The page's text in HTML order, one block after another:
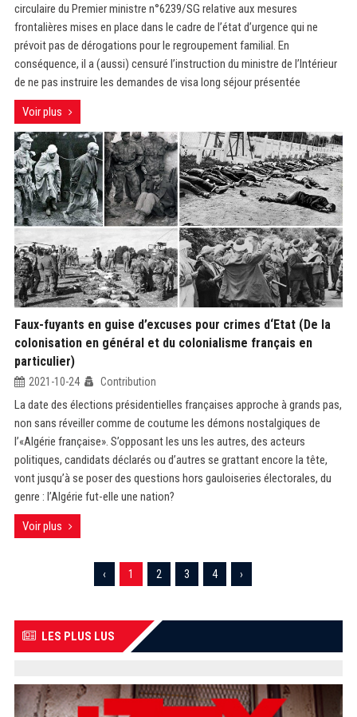
circulaire du Premier ministre n°6239/SG relative aux mesures
frontalières mises en place dans le cadre de l’état d’urgence qui ne
prévoit pas de dérogations pour le regroupement familial. En
conséquence, il a (aussi) censuré l’instruction du ministre de l’Intérieur
de ne pas instruire les demandes de visa long séjour présentée
Voir plus
Faux-fuyants en guise d’excuses pour crimes d‘Etat (De la
colonisation en général et du colonialisme français en
particulier)
2021-10-24 Contribution
La date des élections présidentielles françaises approche à grands pas,
non sans réveiller comme de coutume les démons nostalgiques de
l’«Algérie française». S’opposant les uns les autres, des acteurs
politiques, candidats déclarés ou d’autres se grattant encore la tête,
vont jusqu’à se poser des questions hors gauloiseries électorales, du
genre : l’Algérie fut-elle une nation?
Voir plus
‹ 1 2 3 4 ›
LES PLUS LUS